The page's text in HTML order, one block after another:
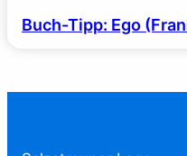
Buch-Tipp: Ego